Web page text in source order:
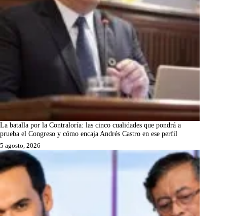
La batalla por la Contraloría: las cinco cualidades que pondrá a
prueba el Congreso y cómo encaja Andrés Castro en ese perfil
5 agosto, 2026